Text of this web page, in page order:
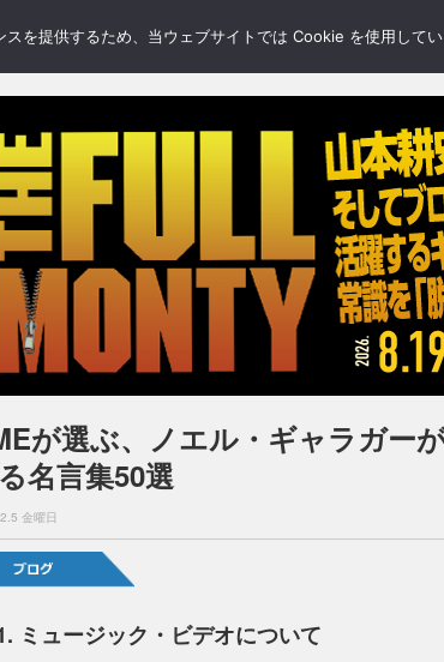
NEWS REVIEWS GALLERY BLOGS
が選ぶ、ノエル・ギャラガー
名言集50選
金曜日
ミュージック・ビデオについて
スを提供するため、当ウェブサイトでは Cookie を使用して